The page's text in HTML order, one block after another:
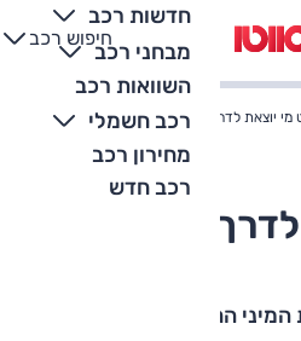
חדשות רכב
מבחני רכב
השוואות רכב
רכב חשמלי
מחירון רכב
רכב חדש
חיפוש רכב
+
-
יוצאת לדרך ב-62,000 שקלים
החדשה שלה שממשיכה